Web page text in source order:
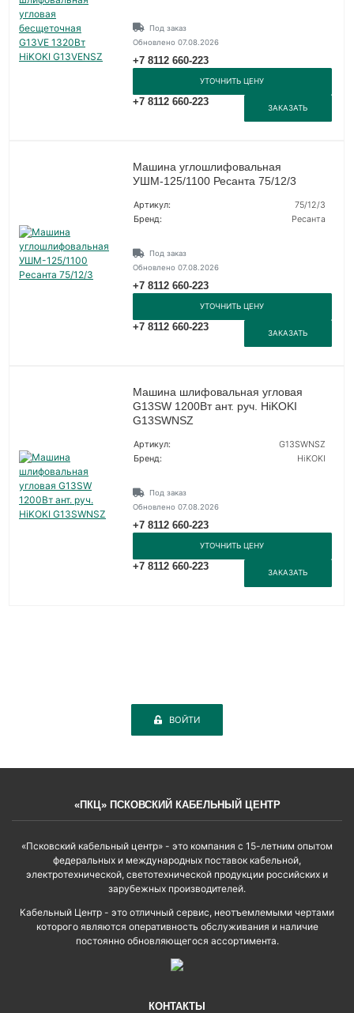
Под заказ
Обновлено 07.08.2026
+7 8112 660-223
УТОЧНИТЬ ЦЕНУ
+7 8112 660-223
ЗАКАЗАТЬ
Машина углошлифовальная
УШМ-125/1100 Ресанта 75/12/3
Артикул:
75/12/3
Бренд:
Ресанта
Под заказ
Обновлено 07.08.2026
+7 8112 660-223
УТОЧНИТЬ ЦЕНУ
+7 8112 660-223
ЗАКАЗАТЬ
Машина шлифовальная угловая
G13SW 1200Вт ант. руч. HiKOKI
G13SWNSZ
Артикул:
G13SWNSZ
Бренд:
HiKOKI
Под заказ
Обновлено 07.08.2026
+7 8112 660-223
УТОЧНИТЬ ЦЕНУ
+7 8112 660-223
ЗАКАЗАТЬ
ВОЙТИ
«ПКЦ» ПСКОВСКИЙ КАБЕЛЬНЫЙ ЦЕНТР
«Псковский кабельный центр» - это компания с 15-летним опытом
федеральных и международных поставок кабельной,
электротехнической, светотехнической продукции российских и
зарубежных производителей.
Кабельный Центр - это отличный сервис, неотъемлемыми чертами
которого являются оперативность обслуживания и наличие
постоянно обновляющегося ассортимента.
КОНТАКТЫ